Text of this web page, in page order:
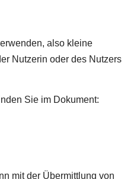
also kleine
Nutzerin oder des Nutzers
Sie im Dokument:
mit der Übermittlung von